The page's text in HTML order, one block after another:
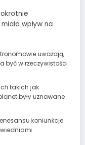
wpływ na
uważają,
być w rzeczywistości
takich jak
były uznawane
koniunkcje